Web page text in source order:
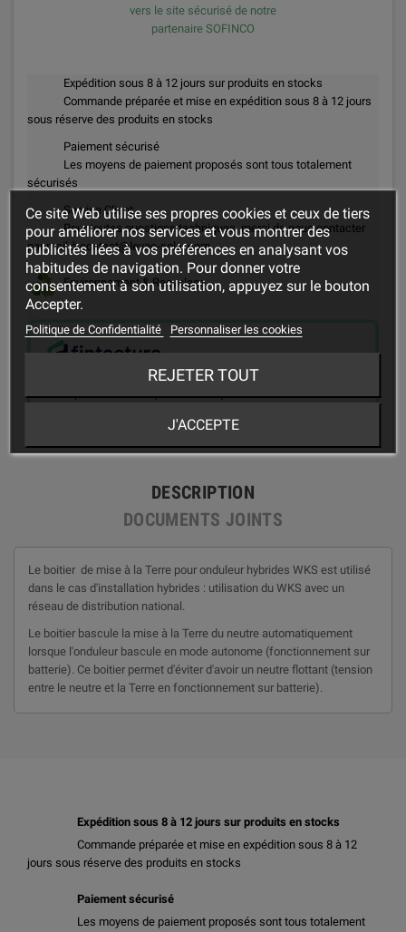
vers le site sécurisé de notre
partenaire SOFINCO
Expédition sous 8 à 12 jours sur produits en stocks
Commande préparée et mise en expédition sous 8 à 12 jours
sous réserve des produits en stocks
Paiement sécurisé
Les moyens de paiement proposés sont tous totalement
sécurisés
Service Client
Pour toutes questions techniques, merci de nous contacter
par mail à contact@levac-solar.com
Environnement & Recyclage
DESCRIPTION
DOCUMENTS JOINTS
Le boitier de mise à la Terre pour onduleur hybrides WKS est utilisé
dans le cas d'installation hybrides : utilisation du WKS avec un
réseau de distribution national.
Le boitier bascule la mise à la Terre du neutre automatiquement
lorsque l'onduleur bascule en mode autonome (fonctionnement sur
batterie). Ce boitier permet d'éviter d'avoir un neutre flottant (tension
entre le neutre et la Terre en fonctionnement sur batterie).
Expédition sous 8 à 12 jours sur produits en stocks
Commande préparée et mise en expédition sous 8 à 12
jours sous réserve des produits en stocks
Paiement sécurisé
Les moyens de paiement proposés sont tous totalement
Ce site Web utilise ses propres cookies et ceux de tiers
pour améliorer nos services et vous montrer des
publicités liées à vos préférences en analysant vos
habitudes de navigation. Pour donner votre
consentement à son utilisation, appuyez sur le bouton
Accepter.
Politique de Confidentialité Personnaliser les cookies
REJETER TOUT
J'ACCEPTE